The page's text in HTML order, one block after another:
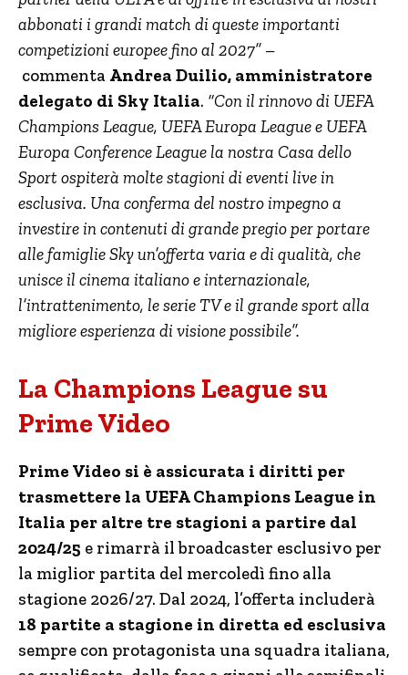
abbonati i grandi match di queste importanti
competizioni europee fino al 2027” –
commenta Andrea Duilio, amministratore
delegato di Sky Italia. “Con il rinnovo di UEFA
Champions League, UEFA Europa League e UEFA
Europa Conference League la nostra Casa dello
Sport ospiterà molte stagioni di eventi live in
esclusiva. Una conferma del nostro impegno a
investire in contenuti di grande pregio per portare
alle famiglie Sky un’offerta varia e di qualità, che
unisce il cinema italiano e internazionale,
l’intrattenimento, le serie TV e il grande sport alla
migliore esperienza di visione possibile”.
La Champions League su
Prime Video
Prime Video si è assicurata i diritti per
trasmettere la UEFA Champions League in
Italia per altre tre stagioni a partire dal
2024/25 e rimarrà il broadcaster esclusivo per
la miglior partita del mercoledì fino alla
stagione 2026/27. Dal 2024, l’offerta includerà
18 partite a stagione in diretta ed esclusiva
sempre con protagonista una squadra italiana,